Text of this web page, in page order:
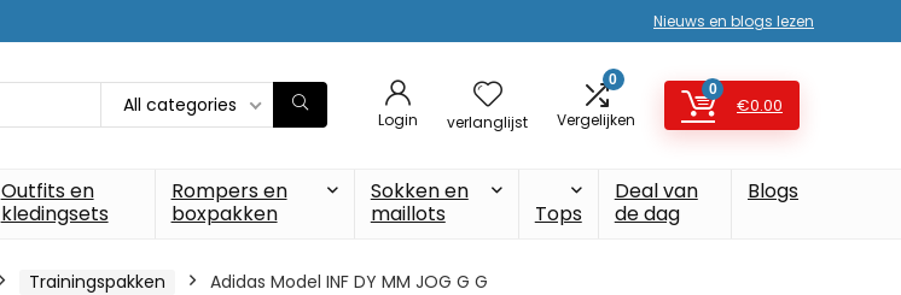
Nieuws en blogs lezen
All categories
Login verlanglijst
0
Vergelijken
0
€0.00
Outfits en
kledingsets
Rompers en
boxpakken
Sokken en
maillots
Tops
Deal van
de dag
Blogs
Trainingspakken Adidas Model INF DY MM JOG G G